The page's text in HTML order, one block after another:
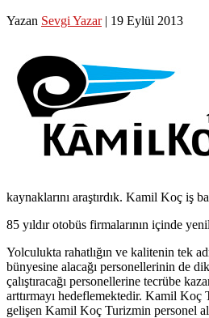
Yazan Sevgi Yazar| 19 Eylül 2013
kaynaklarını araştırdık. Kamil Koç iş
85 yıldır otobüs firmalarının içinde
Yolculukta rahatlığın ve kalitenin tek
bünyesine alacağı personellerinin de
çalıştıracağı personellerine tecrübe
arttırmayı hedeflemektedir. Kamil Koç
gelişen Kamil Koç Turizmin personel